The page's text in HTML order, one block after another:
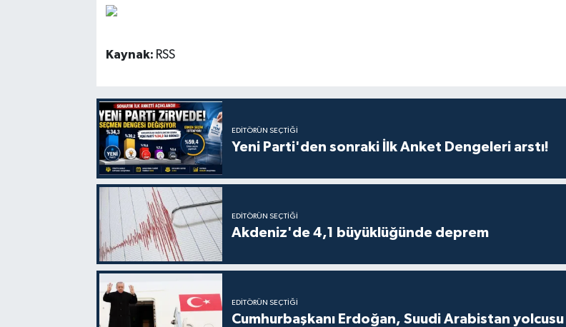
Kaynak: RSS
EDITÖRÜN SEÇTIĞI
Yeni Parti'den sonraki İlk Anket Dengeleri arstı!
EDITÖRÜN SEÇTIĞI
Akdeniz'de 4,1 büyüklüğünde deprem
EDITÖRÜN SEÇTIĞI
Cumhurbaşkanı Erdoğan, Suudi Arabistan yolcusu